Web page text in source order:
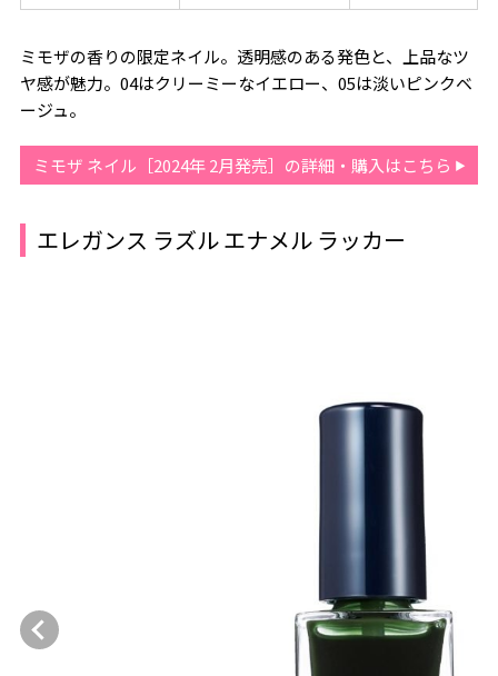
ミモザの香りの限定ネイル。透明感のある発色と、上品なツ
ヤ感が魅力。04はクリーミーなイエロー、05は淡いピンクベ
ージュ。
ミモザ ネイル［2024年 2月発売］の詳細・購入はこちら
エレガンス ラズル エナメル ラッカー